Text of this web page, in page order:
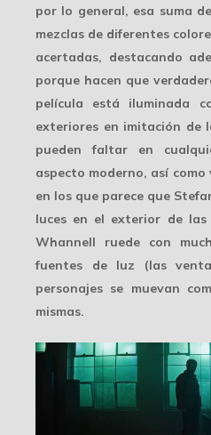
por lo general, esa suma
mezclas de diferentes
acertadas, destacando
porque hacen que
película está iluminada
exteriores en imitación de
pueden faltar en
aspecto moderno, así
en los que parece que
luces en el exterior de
Whannell ruede con
fuentes de luz (las
personajes se muevan
mismas.